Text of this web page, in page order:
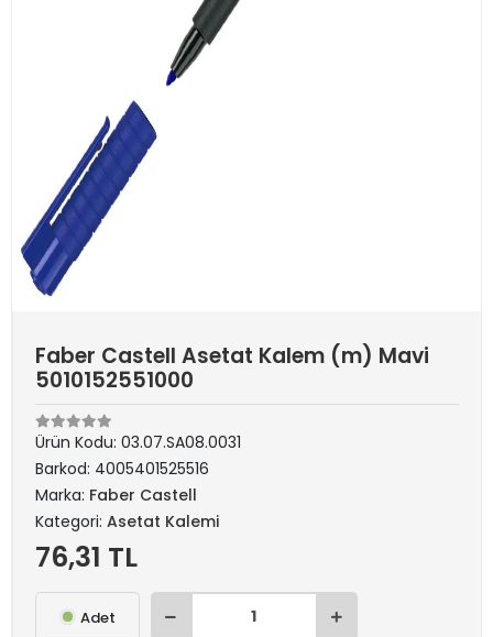
Faber Castell Asetat Kalem (m) Mavi
5010152551000
Ürün Kodu: 03.07.SA08.0031
Barkod: 4005401525516
Marka: Faber Castell
Kategori: Asetat Kalemi
76,31 TL
Adet